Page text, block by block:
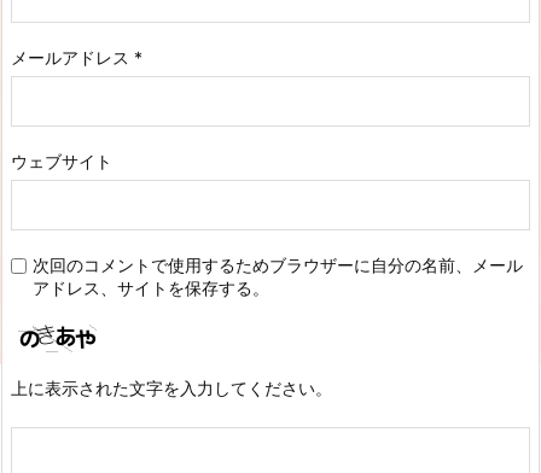
メールアドレス *
ウェブサイト
次回のコメントで使用するためブラウザーに自分の名前、メール
アドレス、サイトを保存する。
上に表示された文字を入力してください。